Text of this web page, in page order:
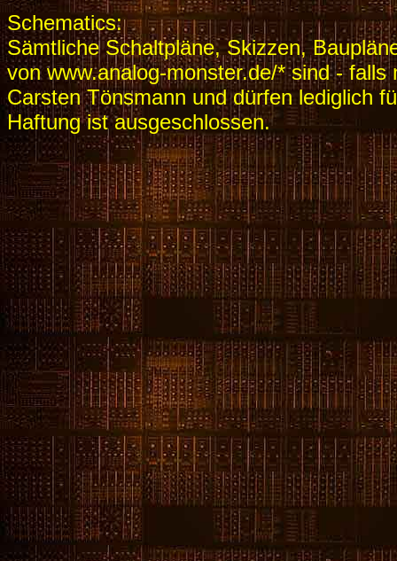
Schematics:
Sämtliche Schaltpläne, Skizzen,
von www.analog-monster.de/* sind -
Carsten Tönsmann und dürfen lediglich
Haftung ist ausgeschlossen.